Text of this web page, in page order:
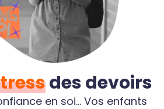
des devoirs
en soi... Vos enfants